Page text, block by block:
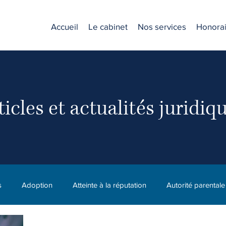
Accueil Le cabinet Nos services
et actualités
Adoption Atteinte à la réputation Autorité parentale